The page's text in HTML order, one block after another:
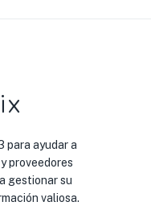
para ayudar a
proveedores
gestionar su
valiosa.